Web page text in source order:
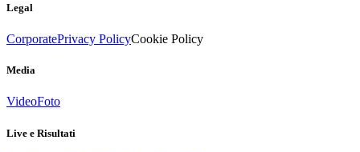
Legal
CorporatePrivacy PolicyCookie Policy
Media
VideoFoto
Live e Risultati